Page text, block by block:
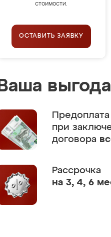
стоимости.
ОСТАВИТЬ ЗАЯВКУ
Ваша
Предоплата
при
договора
Рассрочка
на 3, 4, 6